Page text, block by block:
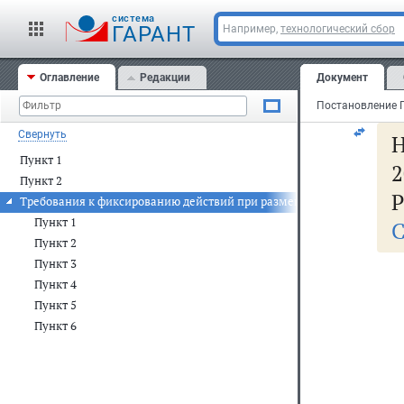
cистема
ГАРАНТ Например, технологический сбор
Оглавление Редакции
Свернуть
Пункт 1
Пункт 2
Требования к фиксированию действий при размещении в
Пункт 1
Пункт 2
Пункт 3
Пункт 4
Пункт 5
Пункт 6
Документ